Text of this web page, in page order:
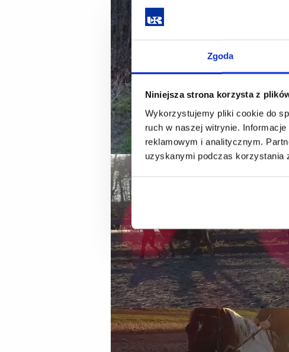
Zgoda
Niniejsza strona korzysta z
Wykorzystujemy pliki cookie do
ruch w naszej witrynie.
reklamowym i analitycznym.
uzyskanymi podczas korzystania